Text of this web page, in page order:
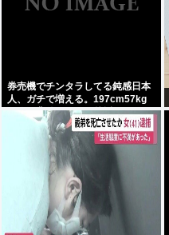
券売機でチンタラしてる鈍感日本
人、ガチで増える。197cm57kg
の俺が背後5cmまで接近してるの
に急ぎもしない件。